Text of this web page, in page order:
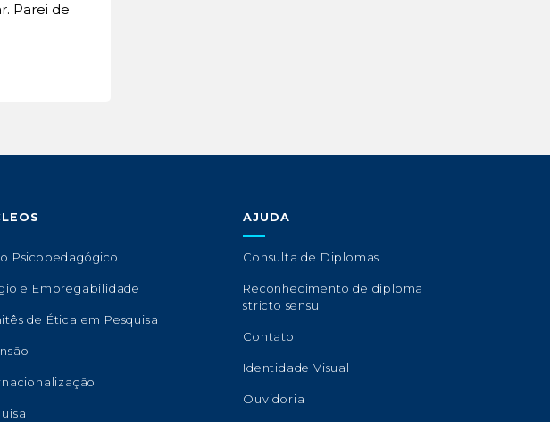
Parei de
Psicopedagógico
e Empregabilidade
de Ética em Pesquisa
AJUDA
Consulta de Diplomas
Reconhecimento de diploma
stricto sensu
Contato
Identidade Visual
Ouvidoria